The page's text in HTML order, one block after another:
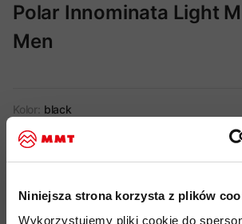
Niniejsza strona korzysta z plików
Wykorzystujemy pliki cookie do
Polar Innominata Light
Men
Kolor: black
Zostaw nam swojego maila, a
będzie ponownie dostępny